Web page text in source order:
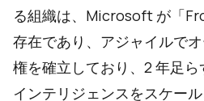
る組織は、Microsoft が「
存在であり、アジャイルで
権を確立しており、2 年足
インテリジェンスをスケール